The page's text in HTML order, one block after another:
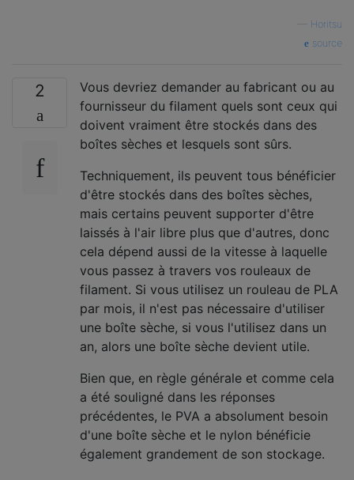
Horitsu
source
2
Vous devriez demander au fabricant ou au
fournisseur du filament quels sont ceux qui
doivent vraiment être stockés dans des
boîtes sèches et lesquels sont sûrs.
Techniquement, ils peuvent tous bénéficier
d'être stockés dans des boîtes sèches,
mais certains peuvent supporter d'être
laissés à l'air libre plus que d'autres, donc
cela dépend aussi de la vitesse à laquelle
vous passez à travers vos rouleaux de
filament. Si vous utilisez un rouleau de PLA
par mois, il n'est pas nécessaire d'utiliser
une boîte sèche, si vous l'utilisez dans un
an, alors une boîte sèche devient utile.
Bien que, en règle générale et comme cela
a été souligné dans les réponses
précédentes, le PVA a absolument besoin
d'une boîte sèche et le nylon bénéficie
également grandement de son stockage.